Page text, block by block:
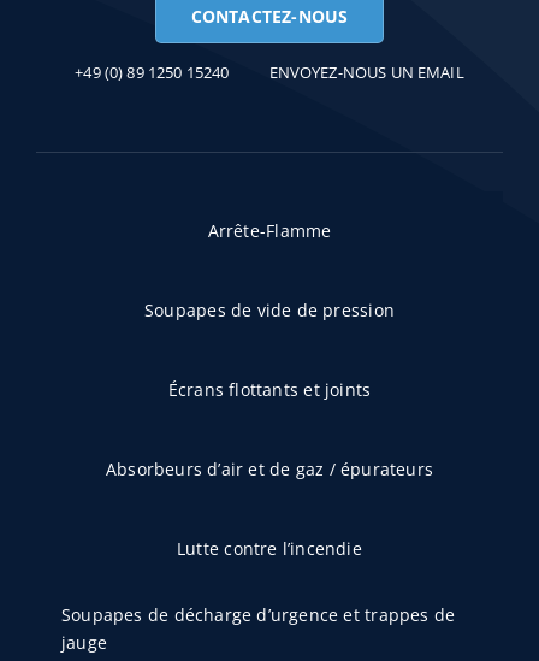
CONTACTEZ-NOUS
Arrête-Flamme
Soupapes de vide de pression
Écrans flottants et joints
Absorbeurs d’air et de gaz / épurateurs
Lutte contre l’incendie
Soupapes de décharge d’urgence et trappes de
jauge
+49 (0) 89 1250 15240 ENVOYEZ-NOUS UN EMAIL